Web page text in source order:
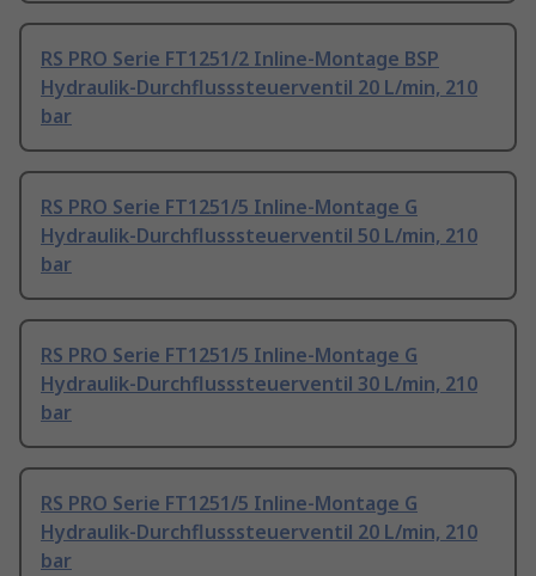
RS PRO Serie FT1251/2 Inline-Montage BSP
Hydraulik-Durchflusssteuerventil 20 L/min, 210
bar
RS PRO Serie FT1251/5 Inline-Montage G
Hydraulik-Durchflusssteuerventil 50 L/min, 210
bar
RS PRO Serie FT1251/5 Inline-Montage G
Hydraulik-Durchflusssteuerventil 30 L/min, 210
bar
RS PRO Serie FT1251/5 Inline-Montage G
Hydraulik-Durchflusssteuerventil 20 L/min, 210
bar